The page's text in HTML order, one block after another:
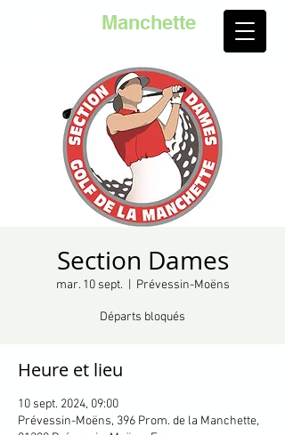
Manchette
Section Dames
mar. 10 sept. Prévessin-Moëns
Départs bloqués
Heure et lieu
10 sept. 2024, 09:00
Prévessin-Moëns, 396 Prom. de la Manchette,